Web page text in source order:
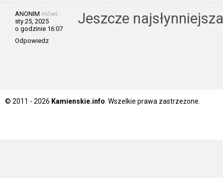
ANONIM mówi:
sty 25, 2025
o godzinie 16:07
Odpowiedz
Jeszcze
© 2011 - 2026 Kamienskie.info. Wszelkie prawa zastrzeżone.